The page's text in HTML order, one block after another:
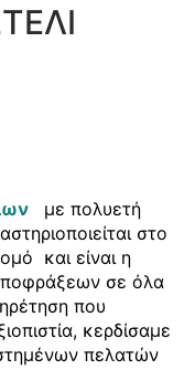
με πολυετή
στο
και είναι η
σε όλα
που
κερδίσαμε
πελατών